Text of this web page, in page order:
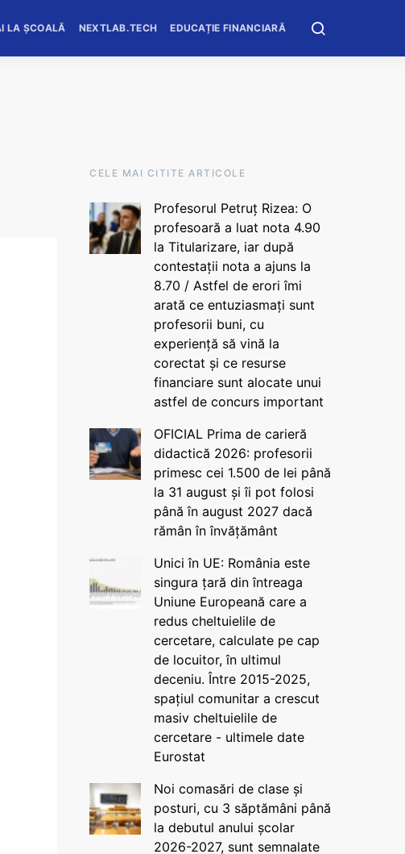
LA ȘCOALĂ NEXTLAB.TECH EDUCAȚIE FINANCIARĂ
CELE MAI CITITE ARTICOLE
Profesorul Petruț Rizea: O
profesoară a luat nota 4.90
la Titularizare, iar după
contestații nota a ajuns la
8.70 / Astfel de erori îmi
arată ce entuziasmați sunt
profesorii buni, cu
experiență să vină la
corectat și ce resurse
financiare sunt alocate unui
astfel de concurs important
OFICIAL Prima de carieră
didactică 2026: profesorii
primesc cei 1.500 de lei până
la 31 august și îi pot folosi
până în august 2027 dacă
rămân în învățământ
Unici în UE: România este
singura țară din întreaga
Uniune Europeană care a
redus cheltuielile de
cercetare, calculate pe cap
de locuitor, în ultimul
deceniu. Între 2015-2025,
spațiul comunitar a crescut
masiv cheltuielile de
cercetare - ultimele date
Eurostat
Noi comasări de clase și
posturi, cu 3 săptămâni până
la debutul anului școlar
2026-2027, sunt semnalate